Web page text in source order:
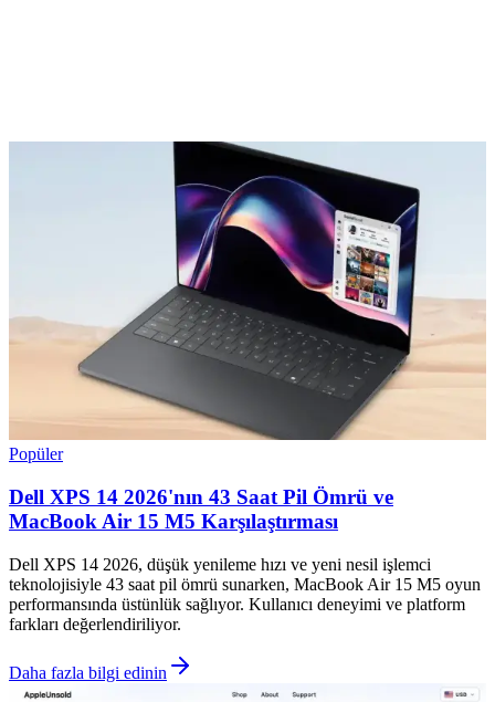
Popüler
Dell XPS 14 2026'nın 43 Saat Pil Ömrü ve
MacBook Air 15 M5 Karşılaştırması
Dell XPS 14 2026, düşük yenileme hızı ve yeni nesil işlemci
teknolojisiyle 43 saat pil ömrü sunarken, MacBook Air 15 M5 oyun
performansında üstünlük sağlıyor. Kullanıcı deneyimi ve platform
farkları değerlendiriliyor.
Daha fazla bilgi edinin